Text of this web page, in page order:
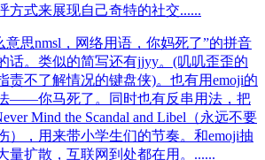
方式来展现自己奇特的社交......
意思nmsl，网络用语，你妈死了”的拼音
话。类似的简写还有jjyy。(叽叽歪歪的
责不了解情况的键盘侠)。也有用emoji的
——你马死了。同时也有反串用法，把
Mind the Scandal and Libel（永远不要
），用来带小学生们的节奏。和emoji抽
量扩散，互联网到处都在用。......